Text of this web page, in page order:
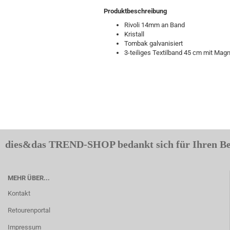
Produktbeschreibung
Rivoli 14mm an Band
Kristall
Tombak galvanisiert
3-teiliges Textilband 45 cm mit
dies&das TREND-SHOP bedankt sich für Ihren
MEHR ÜBER...
Kontakt
Retourenportal
Impressum